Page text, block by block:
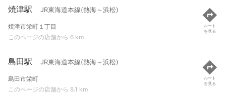
焼津駅 JR東海道本線(熱海～浜松)
焼津市栄町１丁目
このページの店舗から 6 km
ルート
を見る
島田駅 JR東海道本線(熱海～浜松)
島田市栄町
このページの店舗から 8.1 km
ルート
を見る